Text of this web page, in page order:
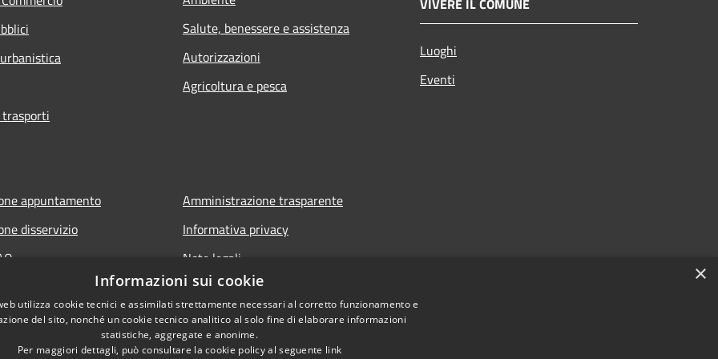
Salute, benessere e assistenza
Autorizzazioni
Agricoltura e pesca
VIVERE IL COMUNE
Luoghi
Eventi
appuntamento
disservizio
Amministrazione trasparente
Informativa privacy
Note legali
Dichiarazione di accessibilità
Meccanismo di Feedback
×
Informazioni sui cookie
utilizza cookie tecnici e assimilati strettamente necessari al corretto funzionamento e
del sito, nonché un cookie tecnico analitico al solo fine di elaborare informazioni
statistiche, aggregate e anonime.
Per maggiori dettagli, può consultare la cookie policy al seguente link